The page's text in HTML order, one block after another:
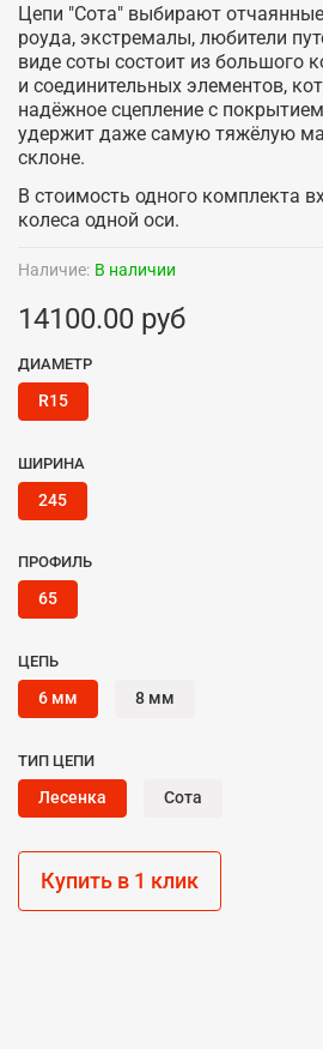
Наличие: В наличии
14100.00 руб
Купить в 1 клик
ДИАМЕТР
R15
ШИРИНА
245
ПРОФИЛЬ
65
ЦЕПЬ
6 мм 8 мм
ТИП ЦЕПИ
Лесенка Сота
Цепи "Сота" выбирают
роуда, экстремалы, любители
виде соты состоит из большого
и соединительных элементов,
надёжное сцепление с
удержит даже самую тяжёлую
склоне.
В стоимость одного комплекта
колеса одной оси.